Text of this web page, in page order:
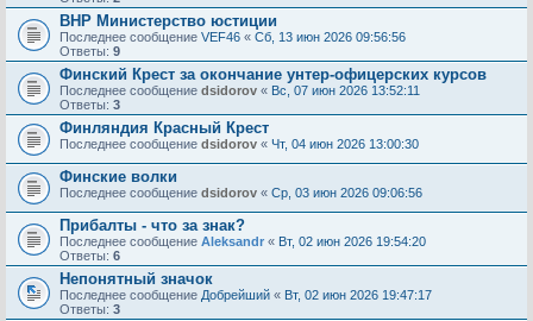
ВНР Министерство юстиции
Последнее сообщение VEF46 « Сб, 13 июн 2026 09:56:56
Ответы: 9
Финский Крест за окончание унтер-офицерских курсов
Последнее сообщение dsidorov « Вс, 07 июн 2026 13:52:11
Ответы: 3
Финляндия Красный Крест
Последнее сообщение dsidorov « Чт, 04 июн 2026 13:00:30
Финские волки
Последнее сообщение dsidorov « Ср, 03 июн 2026 09:06:56
Прибалты - что за знак?
Последнее сообщение Aleksandr « Вт, 02 июн 2026 19:54:20
Ответы: 6
Непонятный значок
Последнее сообщение Добрейший « Вт, 02 июн 2026 19:47:17
Ответы: 3